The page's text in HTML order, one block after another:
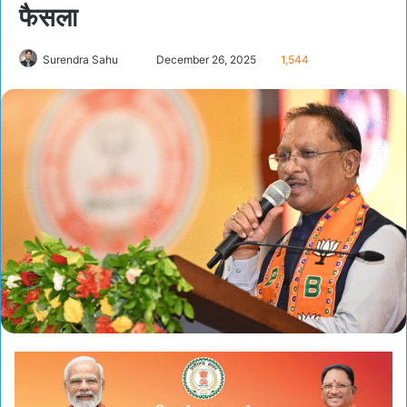
फैसला
Surendra Sahu
email
December 26, 2025 1,544